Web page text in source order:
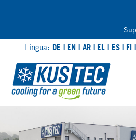
Lingua: DE EN AR EL ES FI